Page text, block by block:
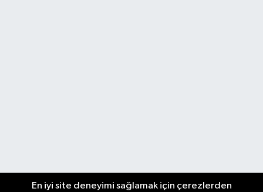
En iyi site deneyimi sağlamak için çerezlerden